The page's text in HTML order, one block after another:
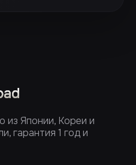
из Японии, Кореи и
гарантия 1 год и